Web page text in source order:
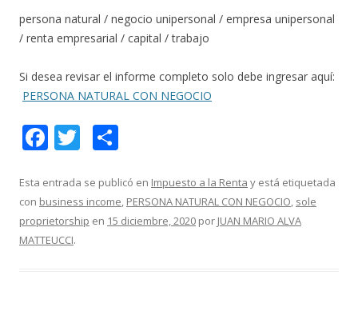
persona natural / negocio unipersonal / empresa unipersonal
/ renta empresarial / capital / trabajo
Si desea revisar el informe completo solo debe ingresar aquí:
PERSONA NATURAL CON NEGOCIO
F
e
b
o
T
itt
er
m
p
Esta entrada se publicó en Impuesto a la Renta y está etiquetada
con business income, PERSONA NATURAL CON NEGOCIO, sole
proprietorship en 15 diciembre, 2020 por JUAN MARIO ALVA
MATTEUCCI.